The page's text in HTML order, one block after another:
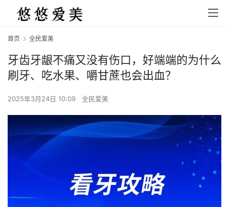
首页 全民爱美
牙齿牙龈不痛又没有伤口，好端端的为什么
刷牙、吃水果、嚼甘蔗也会出血？
2025年3月24日 10:09 全民爱美